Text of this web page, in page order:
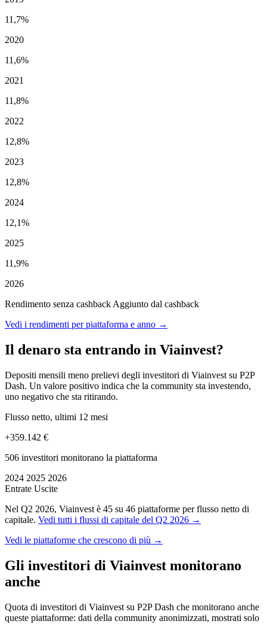
11,7%
2020
11,6%
2021
11,8%
2022
12,8%
2023
12,8%
2024
12,1%
2025
11,9%
2026
Rendimento senza cashback Aggiunto dal cashback
Vedi i rendimenti per piattaforma e anno →
Il denaro sta entrando in Viainvest?
Depositi mensili meno prelievi degli investitori di Viainvest su P2P
Dash. Un valore positivo indica che la community sta investendo,
uno negativo che sta ritirando.
Flusso netto, ultimi 12 mesi
+359.142 €
506 investitori monitorano la piattaforma
2024 2025 2026
Entrate Uscite
Nel Q2 2026, Viainvest è 45 su 46 piattaforme per flusso netto di
capitale. Vedi tutti i flussi di capitale del Q2 2026 →
Vedi le piattaforme che crescono di più →
Gli investitori di Viainvest monitorano
anche
Quota di investitori di Viainvest su P2P Dash che monitorano anche
queste piattaforme: dati della community anonimizzati, mostrati solo